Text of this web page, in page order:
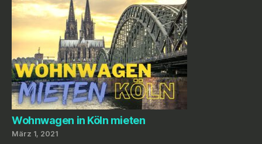
Wohnwagen in Köln mieten
März 1, 2021